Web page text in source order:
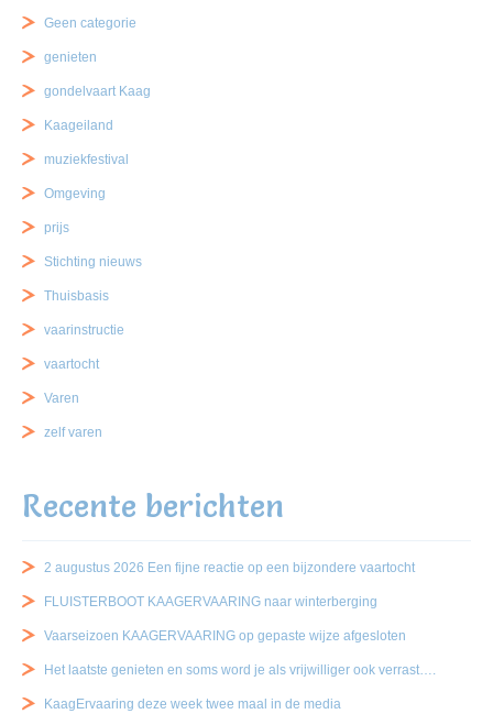
Geen categorie
genieten
gondelvaart Kaag
Kaageiland
muziekfestival
Omgeving
prijs
Stichting nieuws
Thuisbasis
vaarinstructie
vaartocht
Varen
zelf varen
Recente berichten
2 augustus 2026 Een fijne reactie op een bijzondere vaartocht
FLUISTERBOOT KAAGERVAARING naar winterberging
Vaarseizoen KAAGERVAARING op gepaste wijze afgesloten
Het laatste genieten en soms word je als vrijwilliger ook verrast….
KaagErvaaring deze week twee maal in de media